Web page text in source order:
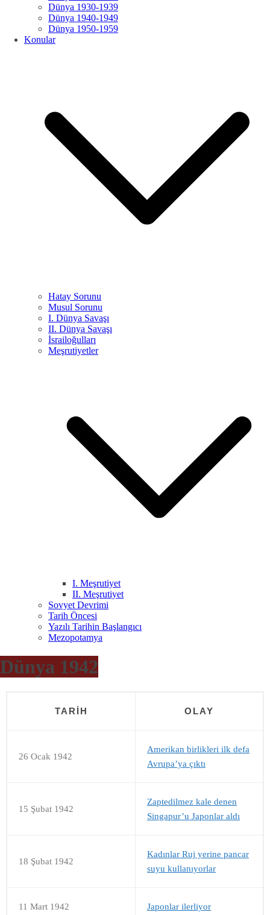
Dünya 1930-1939
Dünya 1940-1949
Dünya 1950-1959
Konular
Hatay Sorunu
Musul Sorunu
I. Dünya Savaşı
II. Dünya Savaşı
İsrailoğulları
Meşrutiyetler
I. Meşrutiyet
II. Meşrutiyet
Sovyet Devrimi
Tarih Öncesi
Yazılı Tarihin Başlangıcı
Mezopotamya
Dünya 1942
TARIH OLAY
26 Ocak 1942
Amerikan birlikleri ilk defa
Avrupa’ya çıktı
15 Şubat 1942
Zaptedilmez kale denen
Singapur’u Japonlar aldı
18 Şubat 1942
Kadınlar Ruj yerine pancar
suyu kullanıyorlar
11 Mart 1942 Japonlar ilerliyor